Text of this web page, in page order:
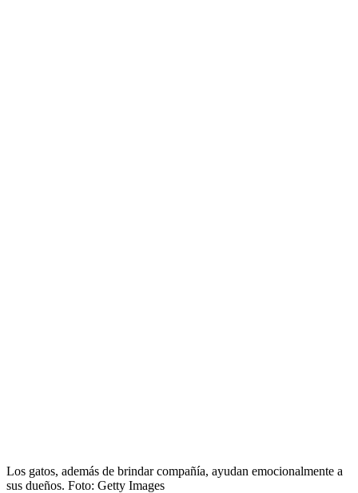
Los gatos, además de brindar compañía, ayudan emocionalmente a
sus dueños. Foto: Getty Images